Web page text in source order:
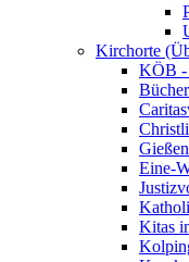
Kirchorte
KÖB -
Eine-
Kitas